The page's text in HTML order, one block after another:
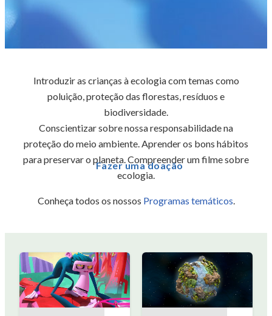
Fazer uma doação
Introduzir as crianças à ecologia com temas como
poluição, proteção das florestas, resíduos e
biodiversidade.
Conscientizar sobre nossa responsabilidade na
proteção do meio ambiente. Aprender os bons hábitos
para preservar o planeta. Compreender um filme sobre
ecologia.
Conheça todos os nossos Programas temáticos.